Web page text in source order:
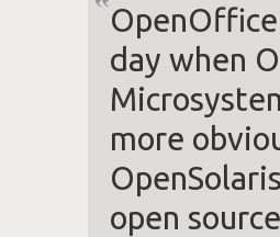
day when
more
open